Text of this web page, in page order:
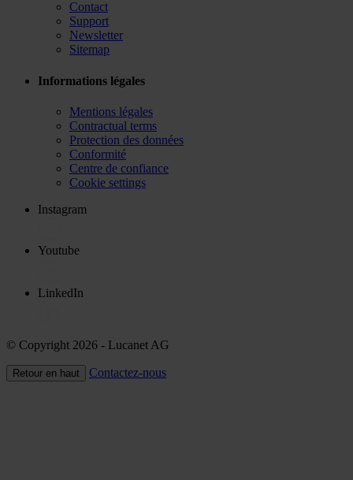
Contact
Support
Newsletter
Sitemap
Informations légales
Mentions légales
Contractual terms
Protection des données
Conformité
Centre de confiance
Cookie settings
Instagram
Youtube
LinkedIn
© Copyright 2026 - Lucanet AG
Retour en haut Contactez-nous